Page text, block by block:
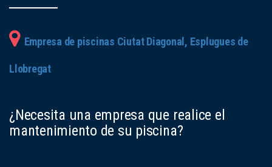
Empresa de piscinas Ciutat Diagonal, Esplugues de
Llobregat
¿Necesita una empresa que realice el
mantenimiento de su piscina?